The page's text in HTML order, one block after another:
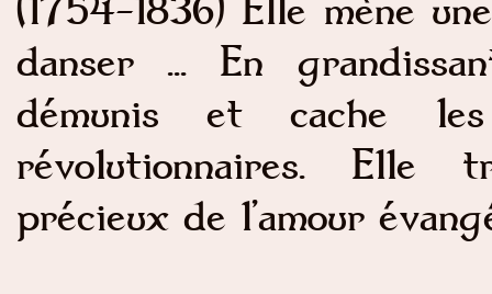
danser ... En
démunis et cache
révolutionnaires. Elle
précieux de l’amour